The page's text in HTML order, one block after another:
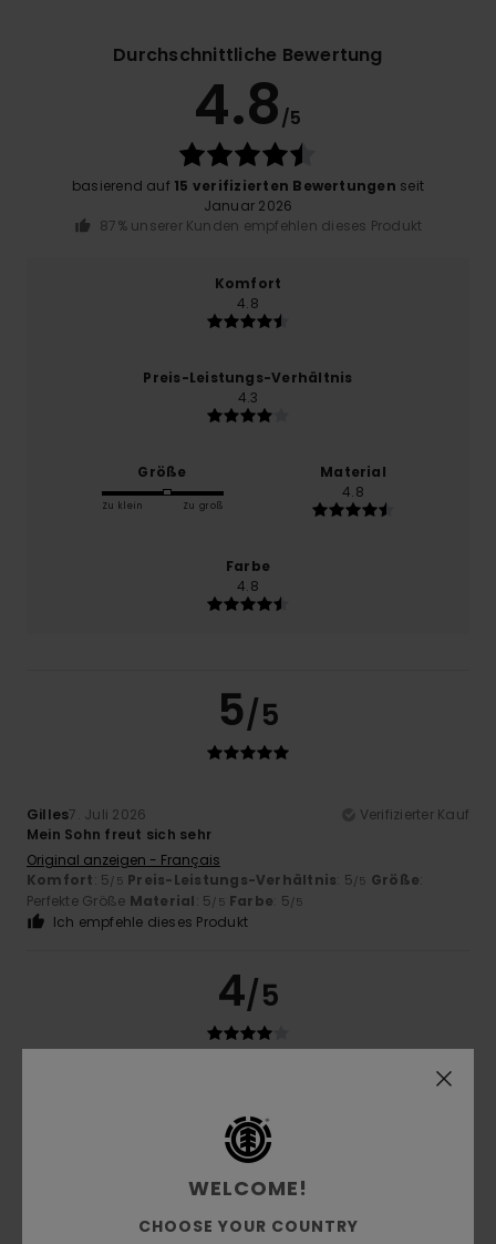
Durchschnittliche Bewertung
4.8/5
basierend auf 15 verifizierten Bewertungen seit
Januar 2026
87% unserer Kunden empfehlen dieses Produkt
Komfort
4.8
Preis-Leistungs-Verhältnis
4.3
Größe
Zu klein Zu groß
Material
4.8
Farbe
4.8
5/5
Gilles7. Juli 2026
Verifizierter Kauf
Mein Sohn freut sich sehr
Original anzeigen - Français
Komfort: 5/5 Preis-Leistungs-Verhältnis: 5/5 Größe:
Perfekte Größe Material: 5/5 Farbe: 5/5
Ich empfehle dieses Produkt
4/5
Preis-Leistungs-Verhältnis
/5
WELCOME!
CHOOSE YOUR COUNTRY